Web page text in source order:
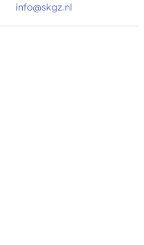
info@skgz.nl